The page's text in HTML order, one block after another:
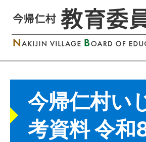
今帰仁村い
考資料 令和